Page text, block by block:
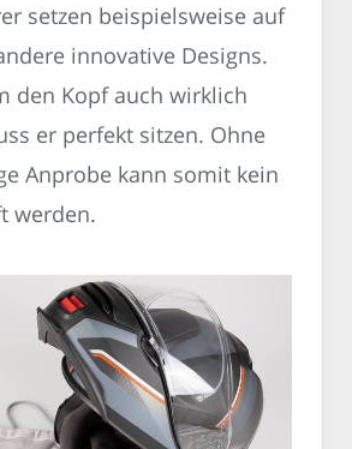
setzen beispielsweise auf
innovative Designs.
den Kopf auch wirklich
er perfekt sitzen. Ohne
Anprobe kann somit kein
werden.